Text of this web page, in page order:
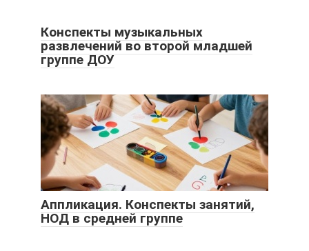
Конспекты музыкальных
развлечений во второй младшей
группе ДОУ
Аппликация. Конспекты занятий,
НОД в средней группе